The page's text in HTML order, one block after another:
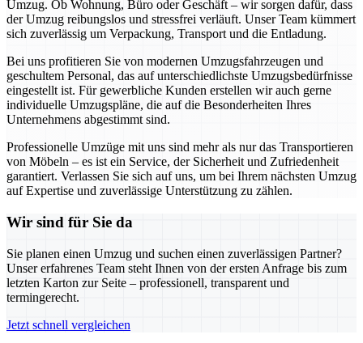
Umzug. Ob Wohnung, Büro oder Geschäft – wir sorgen dafür, dass
der Umzug reibungslos und stressfrei verläuft. Unser Team kümmert
sich zuverlässig um Verpackung, Transport und die Entladung.
Bei uns profitieren Sie von modernen Umzugsfahrzeugen und
geschultem Personal, das auf unterschiedlichste Umzugsbedürfnisse
eingestellt ist. Für gewerbliche Kunden erstellen wir auch gerne
individuelle Umzugspläne, die auf die Besonderheiten Ihres
Unternehmens abgestimmt sind.
Professionelle Umzüge mit uns sind mehr als nur das Transportieren
von Möbeln – es ist ein Service, der Sicherheit und Zufriedenheit
garantiert. Verlassen Sie sich auf uns, um bei Ihrem nächsten Umzug
auf Expertise und zuverlässige Unterstützung zu zählen.
Wir sind für Sie da
Sie planen einen Umzug und suchen einen zuverlässigen Partner?
Unser erfahrenes Team steht Ihnen von der ersten Anfrage bis zum
letzten Karton zur Seite – professionell, transparent und
termingerecht.
Jetzt schnell vergleichen